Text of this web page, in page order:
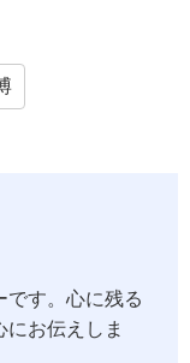
です。心に残る
お伝えしま